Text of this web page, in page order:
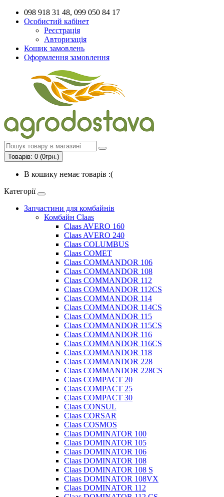
098 918 31 48, 099 050 84 17
Особистий кабінет
Реєстрація
Авторизація
Кошик замовлень
Оформлення замовлення
Товарів: 0 (0грн.)
В кошику немає товарів :(
Категорії
Запчастини для комбайнів
Комбайн Claas
Claas AVERO 160
Claas AVERO 240
Claas COLUMBUS
Claas COMET
Claas COMMANDOR 106
Claas COMMANDOR 108
Claas COMMANDOR 112
Claas COMMANDOR 112CS
Claas COMMANDOR 114
Claas COMMANDOR 114CS
Claas COMMANDOR 115
Claas COMMANDOR 115CS
Claas COMMANDOR 116
Claas COMMANDOR 116CS
Claas COMMANDOR 118
Claas COMMANDOR 228
Claas COMMANDOR 228CS
Claas COMPACT 20
Claas COMPACT 25
Claas COMPACT 30
Claas CONSUL
Claas CORSAR
Claas COSMOS
Claas DOMINATOR 100
Claas DOMINATOR 105
Claas DOMINATOR 106
Claas DOMINATOR 108
Claas DOMINATOR 108 S
Claas DOMINATOR 108VX
Claas DOMINATOR 112